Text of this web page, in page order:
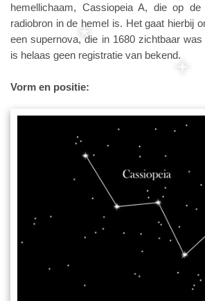
hemellichaam, Cassiopeia A, die op
radiobron in de hemel is. Het gaat hierbij
een supernova, die in 1680 zichtbaar
is helaas geen registratie van bekend.
Vorm en positie: